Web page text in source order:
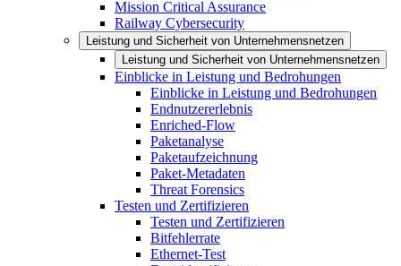
Mission Critical Assurance
Railway Cybersecurity
Leistung und Sicherheit von Unternehmensnetzen
Leistung und Sicherheit von Unternehmensnetzen
Einblicke in Leistung und Bedrohungen
Einblicke in Leistung und Bedrohungen
Endnutzererlebnis
Enriched-Flow
Paketanalyse
Paketaufzeichnung
Paket-Metadaten
Threat Forensics
Testen und Zertifizieren
Testen und Zertifizieren
Bitfehlerrate
Ethernet-Test